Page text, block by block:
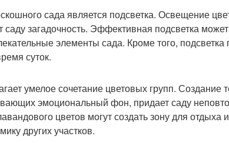
сада является подсветка. Освещение
саду загадочность. Эффективная подсветка
элементы сада. Кроме того, подсветка
суток.
умелое сочетание цветовых групп. Создание
эмоциональный фон, придает саду
цветов могут создать зону для отдыха
других участков.